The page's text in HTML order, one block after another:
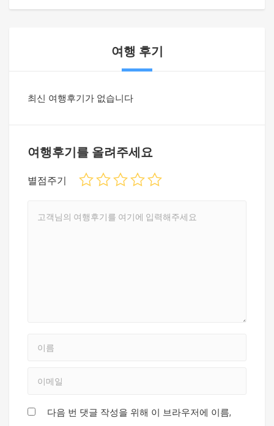
여행 후기
최신 여행후기가 없습니다
여행후기를 올려주세요
별점주기
다음 번 댓글 작성을 위해 이 브라우저에 이름,